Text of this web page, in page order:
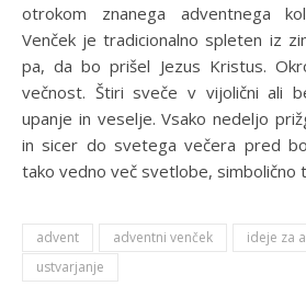
otrokom znanega adventnega
Venček je tradicionalno spleten iz
pa, da bo prišel Jezus Kristus.
večnost. Štiri sveče v vijolični ali
upanje in veselje. Vsako nedeljo
in sicer do svetega večera pred
tako vedno več svetlobe, simbolično
advent adventni venček
ideje za
ustvarjanje